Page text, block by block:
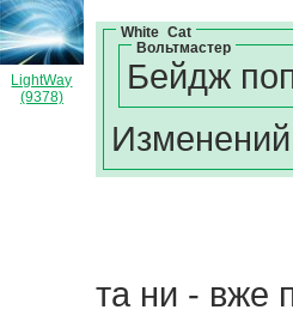
LightWay
(9378)
White_Cat
Вольтмастер
Бейдж
та ни - вже